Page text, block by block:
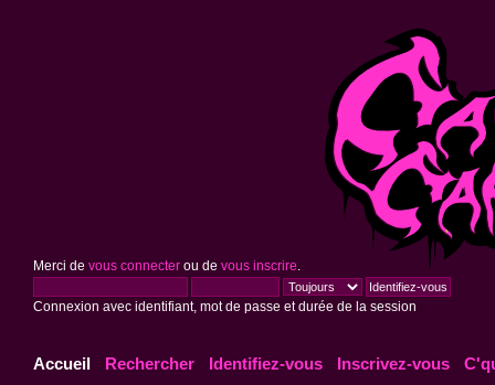
Merci de vous connecterou de vous inscrire
Connexion avec identifiant, mot de passe et durée de la session
Accueil Rechercher Identifiez-vous Inscrivez-vous